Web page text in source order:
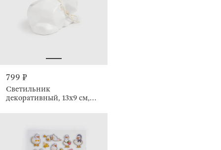
799 ₽
Светильник
декоративный, 13х9 см,